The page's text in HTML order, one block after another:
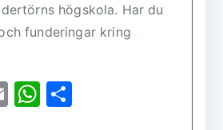
högskola. Har du
funderingar kring
E
W